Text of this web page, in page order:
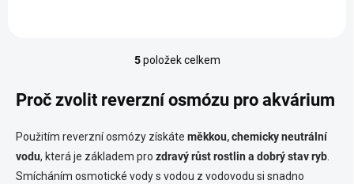
O
l
a
c
í
5položek celkem
Proč zvolit reverzní osmózu pro akvárium
Použitím reverzní osmózy získáte měkkou, chemicky neutrální
vodu, která je základem pro zdravý růst rostlin a dobrý stav ryb
Smícháním osmotické vody s vodou z vodovodu si snadno